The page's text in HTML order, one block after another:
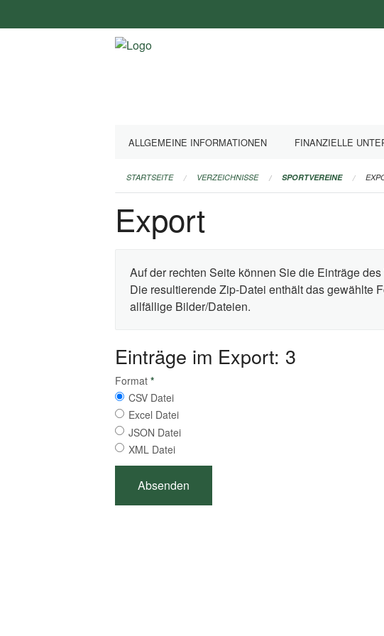
überspringen
ALLGEMEINE INFORMATIONEN FINANZIELLE
STARTSEITE VERZEICHNISSE SPORTVEREINE
Export
Auf der rechten Seite können Sie die Einträge
Die resultierende Zip-Datei enthält das gewählte
allfällige Bilder/Dateien.
Einträge im Export: 3
Format *
CSV Datei
Excel Datei
JSON Datei
XML Datei